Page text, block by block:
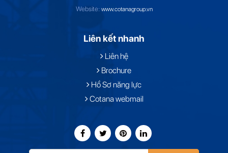
Website: www.cotanagroup.vn
Liên kết nhanh
Liên hệ
Brochure
Hồ Sơ năng lực
Cotana webmail